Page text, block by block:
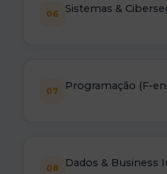
06 Sistemas &
07 Programação (F-
08 Dados & Business